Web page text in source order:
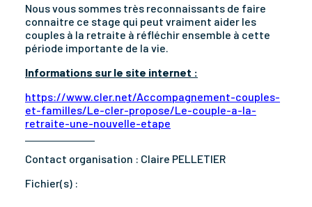
Nous vous sommes très reconnaissants de faire
connaitre ce stage qui peut vraiment aider les
couples à la retraite à réfléchir ensemble à cette
période importante de la vie.
Informations sur le site internet :
https://www.cler.net/Accompagnement-couples-
et-familles/Le-cler-propose/Le-couple-a-la-
retraite-une-nouvelle-etape
Contact organisation : Claire PELLETIER
Fichier(s) :